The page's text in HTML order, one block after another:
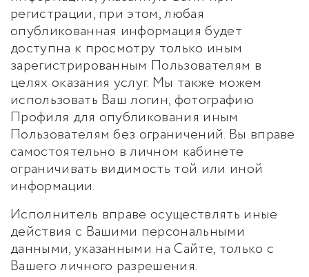
регистрации, при этом, любая
опубликованная информация будет
доступна к просмотру только иным
зарегистрированным Пользователям в
целях оказания услуг. Мы также можем
использовать Ваш логин, фотографию
Профиля для опубликования иным
Пользователям без ограничений. Вы вправе
самостоятельно в личном кабинете
ограничивать видимость той или иной
информации.
Исполнитель вправе осуществлять иные
действия с Вашими персональными
данными, указанными на Сайте, только с
Вашего личного разрешения.